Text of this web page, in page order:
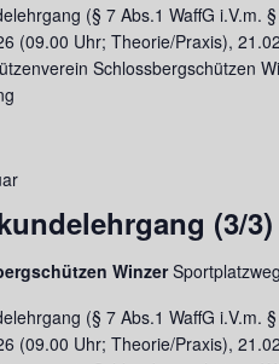
(§ 7 Abs.1 WaffG i.V.m.
(09.00 Uhr; Theorie/Praxis),
Schlossbergschützen
(3/3)
Winzer
(§ 7 Abs.1 WaffG i.V.m.
(09.00 Uhr; Theorie/Praxis),